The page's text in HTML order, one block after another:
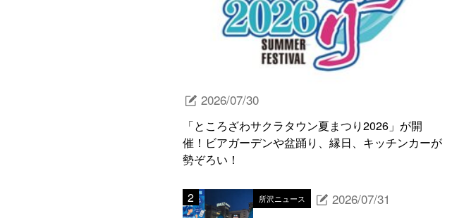
2026/07/30
「ところざわサクラタウン夏まつり2026」が開
催！ビアガーデンや盆踊り、縁日、キッチンカーが
勢ぞろい！
所沢ニュース 2026/07/31